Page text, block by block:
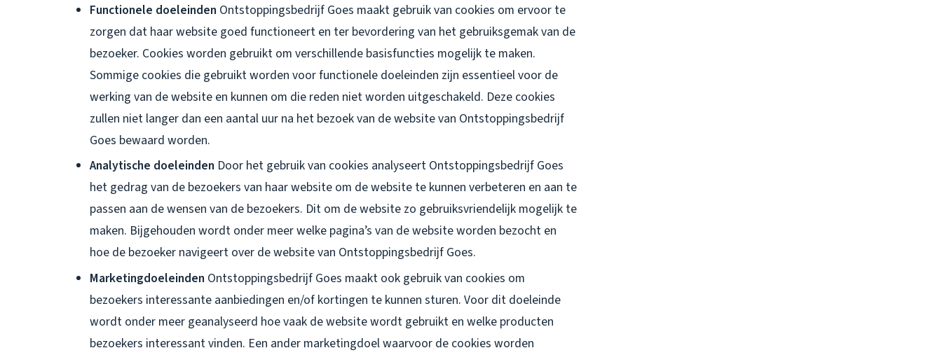
Functionele doeleinden Ontstoppingsbedrijf Goes maakt gebruik van cookies om ervoor te
zorgen dat haar website goed functioneert en ter bevordering van het gebruiksgemak van de
bezoeker. Cookies worden gebruikt om verschillende basisfuncties mogelijk te maken.
Sommige cookies die gebruikt worden voor functionele doeleinden zijn essentieel voor de
werking van de website en kunnen om die reden niet worden uitgeschakeld. Deze cookies
zullen niet langer dan een aantal uur na het bezoek van de website van Ontstoppingsbedrijf
Goes bewaard worden.
Analytische doeleinden Door het gebruik van cookies analyseert Ontstoppingsbedrijf Goes
het gedrag van de bezoekers van haar website om de website te kunnen verbeteren en aan te
passen aan de wensen van de bezoekers. Dit om de website zo gebruiksvriendelijk mogelijk te
maken. Bijgehouden wordt onder meer welke pagina’s van de website worden bezocht en
hoe de bezoeker navigeert over de website van Ontstoppingsbedrijf Goes.
Marketingdoeleinden Ontstoppingsbedrijf Goes maakt ook gebruik van cookies om
bezoekers interessante aanbiedingen en/of kortingen te kunnen sturen. Voor dit doeleinde
wordt onder meer geanalyseerd hoe vaak de website wordt gebruikt en welke producten
bezoekers interessant vinden. Een ander marketingdoel waarvoor de cookies worden